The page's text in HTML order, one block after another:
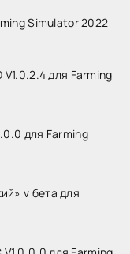
Simulator 2022
V1.0.2.4 для Farming
для Farming
v бета для